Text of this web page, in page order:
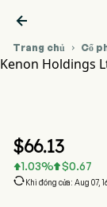

Trang chủ  Cổ
Kenon Holdings
$66.13
1.03% $0.67
Khi đóng cửa: Aug 07,